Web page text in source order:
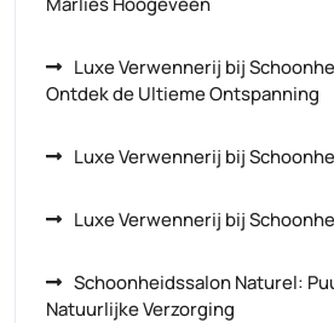
Luxe Verwennerij bij
Ontdek de Ultieme Ontspanning
Luxe Verwennerij bij
Luxe Verwennerij bij
Schoonheidssalon Naturel:
Natuurlijke Verzorging